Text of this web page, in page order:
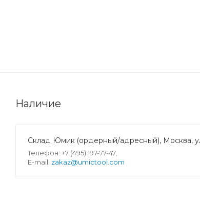
Наличие
Склад Юмик (ордерный/адресный), Москва,
Телефон: +7 (495) 197-77-47,
E-mail: zakaz@umictool.com